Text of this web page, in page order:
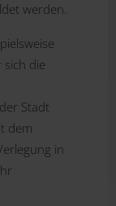
werden.
die
Stadt
dem
in